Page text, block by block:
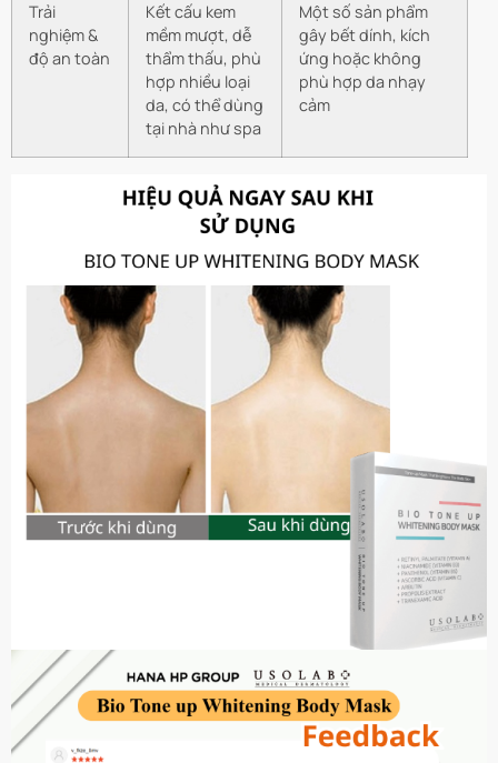
Trải
nghiệm &
độ an toàn
Kết cấu kem
mềm mượt, dễ
thẩm thấu, phù
hợp nhiều loại
da, có thể dùng
tại nhà như spa
Một số sản phẩm
gây bết dính, kích
ứng hoặc không
phù hợp da nhạy
cảm